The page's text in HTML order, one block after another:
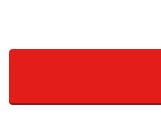
都心市ヶ谷にそびえた
た満足度追求による大
法政大学では、卒業